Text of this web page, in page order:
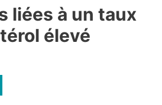
liées à un taux
élevé